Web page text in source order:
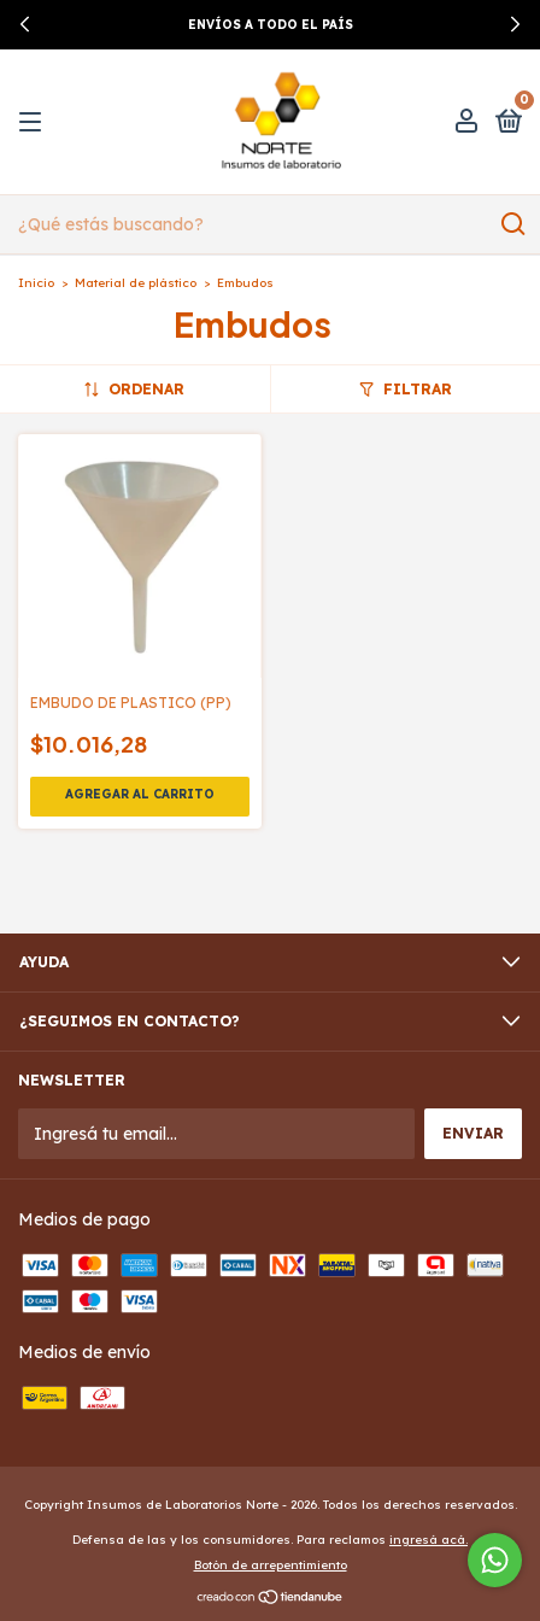
ENVÍOS A TODO EL PAÍS
0
Inicio > Material de plástico > Embudos
Embudos
ORDENAR FILTRAR
EMBUDO DE PLASTICO (PP)
$10.016,28
AYUDA
¿SEGUIMOS EN CONTACTO?
NEWSLETTER
Medios de pago
Medios de envío
Copyright Insumos de Laboratorios Norte - 2026. Todos los derechos reservados.
Defensa de las y los consumidores. Para reclamos ingresá acá.
Botón de arrepentimiento